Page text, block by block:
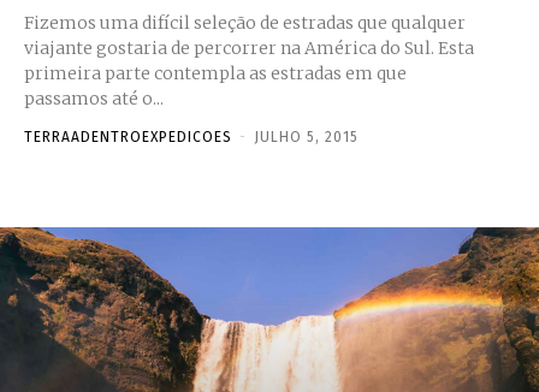
Fizemos uma difícil seleção de estradas que qualquer
viajante gostaria de percorrer na América do Sul. Esta
primeira parte contempla as estradas em que
passamos até o...
TERRAADENTROEXPEDICOES - JULHO 5, 2015